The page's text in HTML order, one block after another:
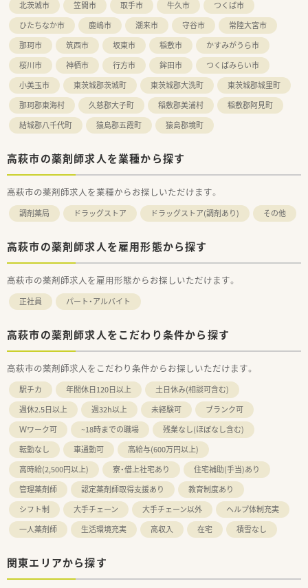
北茨城市 笠間市 取手市 牛久市
つくば市
ひたちなか市
鹿嶋市 潮来市 守谷市
常陸大宮市
那珂市
筑西市 坂東市 稲敷市
かすみがうら市
桜川市
神栖市 行方市 鉾田市
つくばみらい市
小美玉市
東茨城郡茨城町 東茨城郡大洗町
東茨城郡城里町
那珂郡東海村
久慈郡大子町 稲敷郡美浦村
稲敷郡阿見町
結城郡八千代町
猿島郡五霞町 猿島郡境町
高萩市の薬剤師求人を業種から探す
高萩市の薬剤師求人を業種からお探しいただけます。
調剤薬局 ドラッグストア ドラッグストア(調剤あり) その他
高萩市の薬剤師求人を雇用形態から探す
高萩市の薬剤師求人を雇用形態からお探しいただけます。
正社員 パート・アルバイト
高萩市の薬剤師求人をこだわり条件から探す
高萩市の薬剤師求人をこだわり条件からお探しいただけます。
駅チカ 年間休日120日以上
土日休み(相談可含む)
週休2.5日以上
週32h以上 未経験可
ブランク可
Ｗワーク可
~18時までの職場
残業なし(ほぼなし含む)
転勤なし
車通勤可
高給与(600万円以上)
高時給(2,500円以上)
寮・借上社宅あり
住宅補助(手当)あり
管理薬剤師
認定薬剤師取得支援あり
教育制度あり
シフト制
大手チェーン 大手チェーン以外
ヘルプ体制充実
一人薬剤師
生活環境充実 高収入 在宅 積雪なし
関東エリアから探す